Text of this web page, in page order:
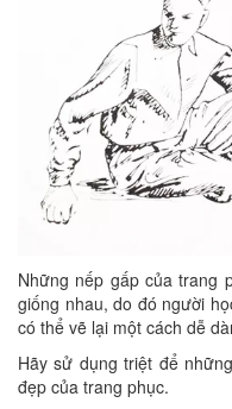
Những nếp gấp của trang
giống nhau, do đó người
có thể vẽ lại một cách dễ
Hãy sử dụng triệt để
đẹp của trang phục.